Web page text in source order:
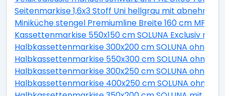
Seitenmarkise 1,6x3 Stoff Uni hellgrau mit
Miniküche stengel Premiumline Breite 160 cm
Kassettenmarkise 550x150 cm SOLUNA Exclusiv mit
Halbkassettenmarkise 300x200 cm SOLUNA ohne
Halbkassettenmarkise 550x300 cm SOLUNA ohne
Halbkassettenmarkise 300x250 cm SOLUNA ohne
Halbkassettenmarkise 400x250 cm SOLUNA ohne